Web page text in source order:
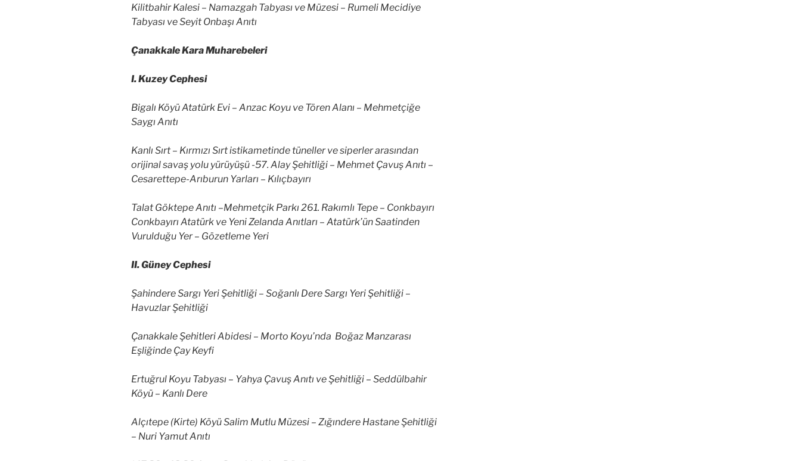
Kilitbahir Kalesi – Namazgah Tabyası ve Müzesi – Rumeli Mecidiye
Tabyası ve Seyit Onbaşı Anıtı
Çanakkale Kara Muharebeleri
I. Kuzey Cephesi
Bigalı Köyü Atatürk Evi – Anzac Koyu ve Tören Alanı – Mehmetçiğe
Saygı Anıtı
Kanlı Sırt – Kırmızı Sırt istikametinde tüneller ve siperler arasından
orijinal savaş yolu yürüyüşü -57. Alay Şehitliği – Mehmet Çavuş Anıtı –
Cesarettepe-Arıburun Yarları – Kılıçbayırı
Talat Göktepe Anıtı –Mehmetçik Parkı 261. Rakımlı Tepe – Conkbayırı
Conkbayırı Atatürk ve Yeni Zelanda Anıtları – Atatürk’ün Saatinden
Vurulduğu Yer – Gözetleme Yeri
II. Güney Cephesi
Şahindere Sargı Yeri Şehitliği – Soğanlı Dere Sargı Yeri Şehitliği –
Havuzlar Şehitliği
Çanakkale Şehitleri Abidesi – Morto Koyu’nda Boğaz Manzarası
Eşliğinde Çay Keyfi
Ertuğrul Koyu Tabyası – Yahya Çavuş Anıtı ve Şehitliği – Seddülbahir
Köyü – Kanlı Dere
Alçıtepe (Kirte) Köyü Salim Mutlu Müzesi – Zığındere Hastane Şehitliği
– Nuri Yamut Anıtı